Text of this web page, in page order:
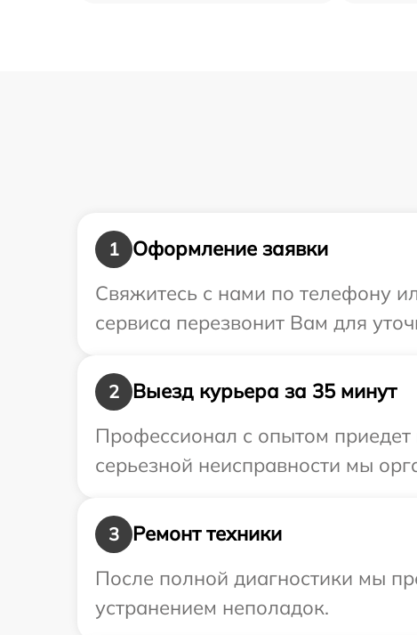
1
Оформление заявки
Свяжитесь с нами по телефону
сервиса перезвонит Вам для
2
Выезд курьера за 35 минут
Профессионал с опытом приедет
серьезной неисправности мы
3
Ремонт техники
После полной диагностики мы
устранением неполадок.